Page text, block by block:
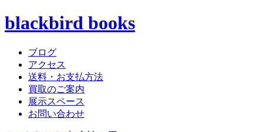
blackbird books
ブログ
アクセス
送料・お支払方法
買取のご案内
展示スペース
お問い合わせ